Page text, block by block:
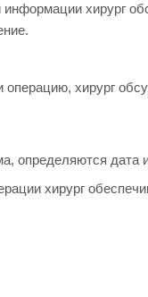
хирург
хирург
определяются дата
хирург